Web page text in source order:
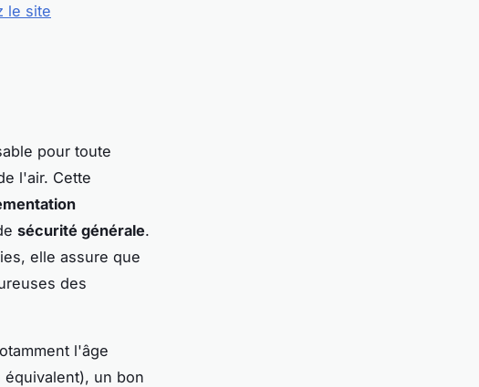
le site
pour toute
l'air. Cette
sécurité générale.
elle assure que
des
l'âge
équivalent), un bon